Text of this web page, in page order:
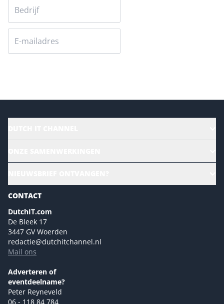
Magazines
Marketingmogelijkheden 2026
Eventmogelijkheden 2026
Advertising opportunities 2026 ENG
Event opportunities 2026 ENG
NL Digital
Versturen
CONTACT
DutchIT.com
De Bleek 17
3447 GV Woerden
redactie@dutchitchannel.nl
Mail ons
Adverteren of
eventdeelname?
Peter Reyneveld
06 - 118 84 784